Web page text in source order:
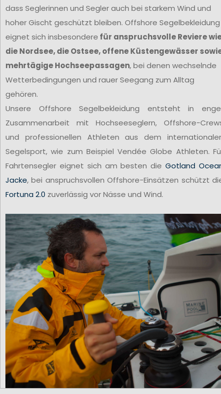
dass Seglerinnen und Segler auch bei starkem Wind und
hoher Gischt geschützt bleiben. Offshore Segelbekleidung
eignet sich insbesondere für anspruchsvolle Reviere
die Nordsee, die Ostsee, offene Küstengewässer
mehrtägige Hochseepassagen, bei denen wechselnde
Wetterbedingungen und rauer Seegang zum Alltag
gehören.
Unsere Offshore Segelbekleidung entsteht in
Zusammenarbeit mit Hochseeseglern, Offshore-
und professionellen Athleten aus dem
Segelsport, wie zum Beispiel Vendée Globe Athleten.
Fahrtensegler eignet sich am besten dieGotland
Jacke, bei anspruchsvollen Offshore-Einsätzen schützt
Fortuna 2.0 zuverlässig vor Nässe und Wind.